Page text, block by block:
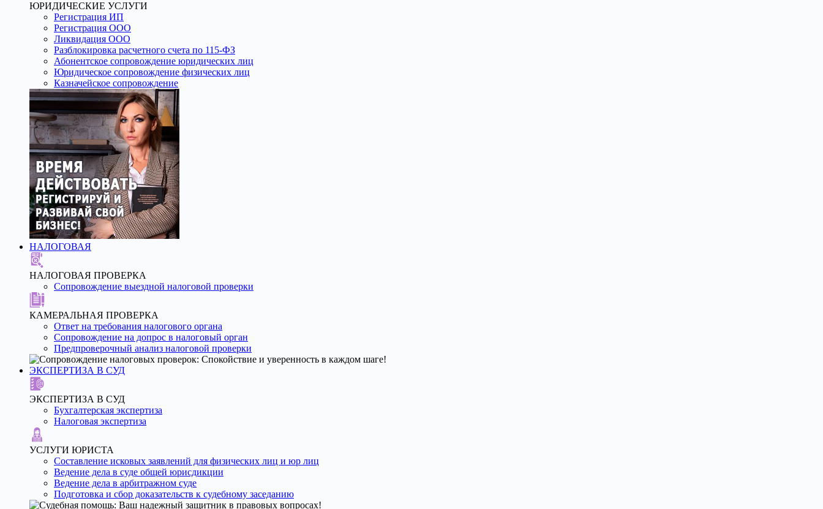
ЮРИДИЧЕСКИЕ УСЛУГИ
Регистрация ИП
Регистрация ООО
Ликвидация ООО
Разблокировка расчетного счета по 115-ФЗ
Абонентское сопровождение юридических лиц
Юридическое сопровождение физических лиц
Казначейское сопровождение
НАЛОГОВАЯ
НАЛОГОВАЯ ПРОВЕРКА
Сопровождение выездной налоговой проверки
КАМЕРАЛЬНАЯ ПРОВЕРКА
Ответ на требования налогового органа
Сопровождение на допрос в налоговый орган
Предпроверочный анализ налоговой проверки
ЭКСПЕРТИЗА В СУД
ЭКСПЕРТИЗА В СУД
Бухгалтерская экспертиза
Налоговая экспертиза
УСЛУГИ ЮРИСТА
Составление исковых заявлений для физических лиц и юр лиц
Ведение дела в суде общей юрисдикции
Ведение дела в арбитражном суде
Подготовка и сбор доказательств к судебному заседанию